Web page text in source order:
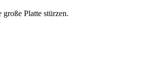
große Platte stürzen.